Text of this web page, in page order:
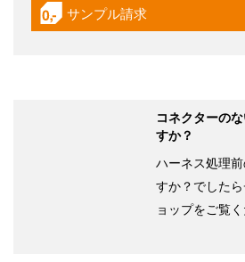
igus-icon-gratismuster
サンプル請求
コネクターの
すか？
ハーネス処理
すか？でした
ョップをご覧く